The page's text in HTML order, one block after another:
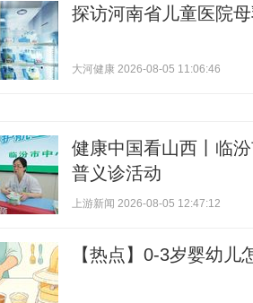
探访河南省儿童医院
大河健康 2026-08-05 11:06:46
健康中国看山西丨临
普义诊活动
上游新闻 2026-08-05 12:47:12
【热点】0-3岁婴幼儿